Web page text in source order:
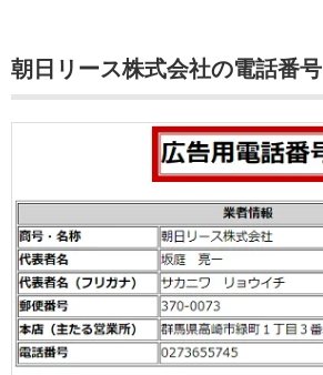
朝日リース株式会社の電話番号